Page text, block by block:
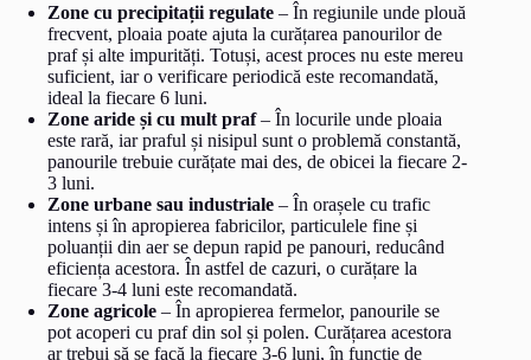
Zone cu precipitații regulate – În regiunile unde plouă
frecvent, ploaia poate ajuta la curățarea panourilor de
praf și alte impurități. Totuși, acest proces nu este mereu
suficient, iar o verificare periodică este recomandată,
ideal la fiecare 6 luni.
Zone aride și cu mult praf– În locurile unde ploaia
este rară, iar praful și nisipul sunt o problemă constantă,
panourile trebuie curățate mai des, de obicei la fiecare 2-
3 luni.
Zone urbane sau industriale – În orașele cu trafic
intens și în apropierea fabricilor, particulele fine și
poluanții din aer se depun rapid pe panouri, reducând
eficiența acestora. În astfel de cazuri, o curățare la
fiecare 3-4 luni este recomandată.
Zone agricole – În apropierea fermelor, panourile se
pot acoperi cu praf din sol și polen. Curățarea acestora
ar trebui să se facă la fiecare 3-6 luni, în funcție de